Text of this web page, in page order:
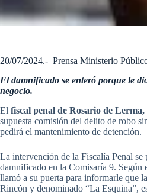
20/07/2024.- Prensa Ministerio
El damnificado se enteró porque le
negocio.
El fiscal penal de Rosario de
supuesta comisión del delito de robo
pedirá el mantenimiento de detención.
La intervención de la Fiscalía Penal
damnificado en la Comisaría 9. Según
llamó a su puerta para informarle que
Rincón y denominado “La Esquina”,